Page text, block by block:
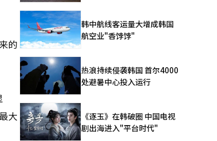
的
大
韩中航线客运量大增成韩国
航空业"香饽饽"
热浪持续侵袭韩国 首尔4000
处避暑中心投入运行
《逐玉》在韩破圈 中国电视
剧出海进入"平台时代"